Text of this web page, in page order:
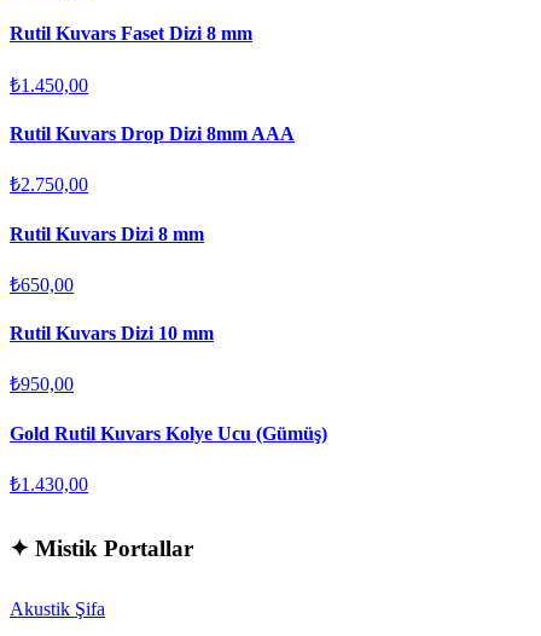
Rutil Kuvars Faset Dizi 8 mm
₺1.450,00
Rutil Kuvars Drop Dizi 8mm AAA
₺2.750,00
Rutil Kuvars Dizi 8 mm
₺650,00
Rutil Kuvars Dizi 10 mm
₺950,00
Gold Rutil Kuvars Kolye Ucu (Gümüş)
₺1.430,00
✦ Mistik Portallar
Akustik Şifa